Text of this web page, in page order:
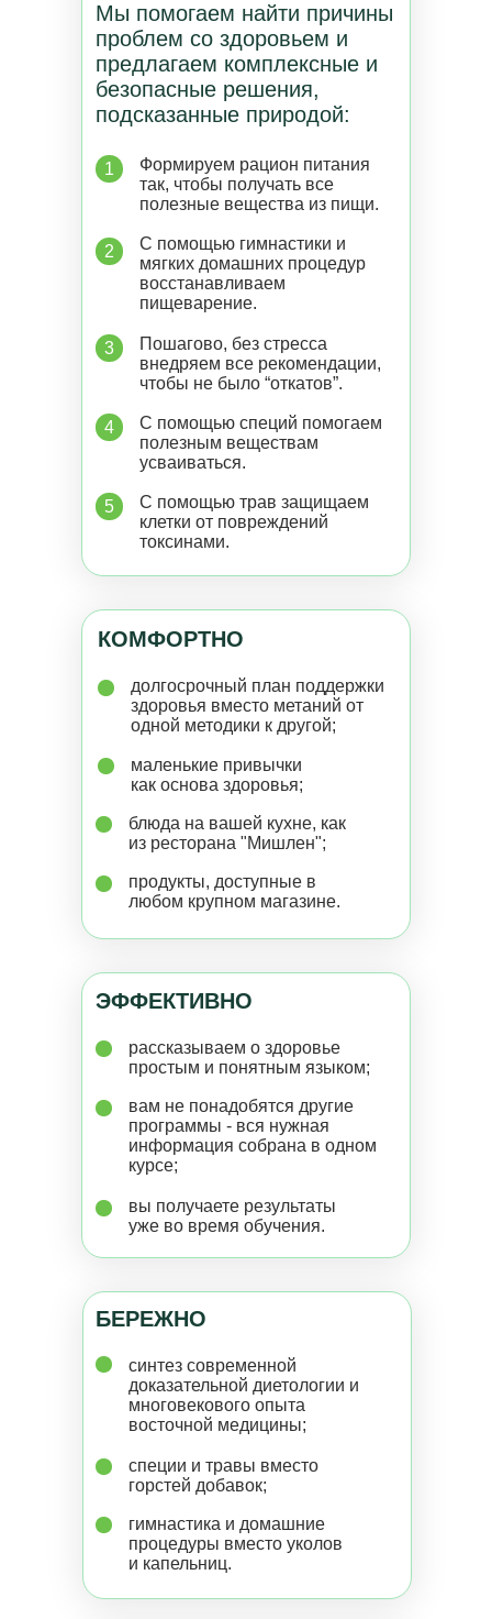
Мы помогаем найти причины
проблем со здоровьем и
предлагаем комплексные и
безопасные решения,
подсказанные природой:
Пошагово, без стресса
внедряем все рекомендации,
чтобы не было “откатов”.
Формируем рацион питания
так, чтобы получать все
полезные вещества из пищи.
С помощью трав защищаем
клетки от повреждений
токсинами.
С помощью гимнастики и
мягких домашних процедур
восстанавливаем
пищеварение.
С помощью специй помогаем
полезным веществам
усваиваться.
КОМФОРТНО
долгосрочный план поддержки
здоровья вместо метаний от
одной методики к другой;
маленькие привычки
как основа здоровья;
блюда на вашей кухне, как
из ресторана "Мишлен";
продукты, доступные в
любом крупном магазине.
БЕРЕЖНО
синтез современной
доказательной диетологии и
многовекового опыта
восточной медицины;
специи и травы вместо
горстей добавок;
гимнастика и домашние
процедуры вместо уколов
и капельниц.
ЭФФЕКТИВНО
рассказываем о здоровье
простым и понятным языком;
вам не понадобятся другие
программы - вся нужная
информация собрана в одном
курсе;
вы получаете результаты
уже во время обучения.
1
4
2
5
3